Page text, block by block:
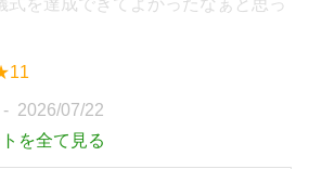
式を達成できてよかったなぁと思っ
2026/07/22
を全て見る